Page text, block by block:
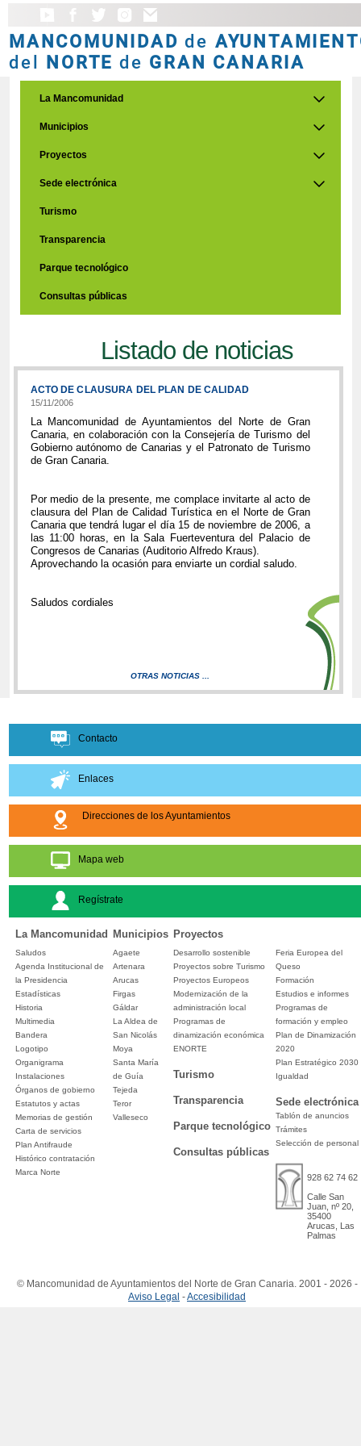
MANCOMUNIDAD de
del NORTE de GRAN CANARIA
La Mancomunidad
Municipios
Proyectos
Sede electrónica
Turismo
Transparencia
Parque tecnológico
Consultas públicas
Listado de noticias
ACTO DE CLAUSURA DEL PLAN DE CALIDAD
15/11/2006
La Mancomunidad de Ayuntamientos del Norte de Gran
Canaria, en colaboración con la Consejería de Turismo del
Gobierno autónomo de Canarias y el Patronato de Turismo
de Gran Canaria.
Por medio de la presente, me complace invitarte al acto de
clausura del Plan de Calidad Turística en el Norte de Gran
Canaria que tendrá lugar el día 15 de noviembre de 2006, a
las 11:00 horas, en la Sala Fuerteventura del Palacio de
Congresos de Canarias (Auditorio Alfredo Kraus).
Aprovechando la ocasión para enviarte un cordial saludo.
Saludos cordiales
OTRAS NOTICIAS ...
Contacto
Enlaces
Direcciones de los Ayuntamientos
Mapa web
Regístrate
La Mancomunidad Municipios Proyectos
Saludos
Agenda Institucional de
la Presidencia
Estadísticas
Historia
Multimedia
Bandera
Logotipo
Organigrama
Instalaciones
Órganos de gobierno
Estatutos y actas
Memorias de gestión
Carta de servicios
Plan Antifraude
Histórico contratación
Marca Norte
Agaete
Artenara
Arucas
Firgas
Gáldar
La Aldea de
San Nicolás
Moya
Santa María
de Guía
Tejeda
Teror
Valleseco
Desarrollo sostenible
Proyectos sobre Turismo
Proyectos Europeos
Modernización de la
administración local
Programas de
dinamización económica
ENORTE
Turismo
Transparencia
Parque tecnológico
Consultas públicas
Feria Europea del
Queso
Formación
Estudios e informes
Programas de
formación y empleo
Plan de Dinamización
2020
Plan Estratégico 2030
Igualdad
Sede electrónica
Tablón de anuncios
Trámites
Selección de personal
928 62 74 62
Calle San
Juan, nº 20,
35400
Arucas, Las
Palmas
© Mancomunidad de Ayuntamientos del Norte de Gran Canaria. 2001 - 2026 -
Aviso Legal -Accesibilidad